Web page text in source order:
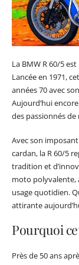
La BMW R 60/5
Lancée en 1971,
années 70 avec
Aujourd’hui
des passionnés
Avec son
cardan, la R 60/5
tradition et
moto polyvalente,
usage quotidien.
attirante
Pourquoi
Près de 50 ans